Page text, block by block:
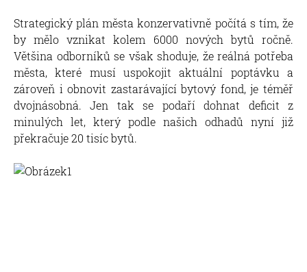
Strategický plán města konzervativně počítá s tím, že
by mělo vznikat kolem 6000 nových bytů ročně.
Většina odborníků se však shoduje, že reálná potřeba
města, které musí uspokojit aktuální poptávku a
zároveň i obnovit zastarávající bytový fond, je téměř
dvojnásobná. Jen tak se podaří dohnat deficit z
minulých let, který podle našich odhadů nyní již
překračuje 20 tisíc bytů.